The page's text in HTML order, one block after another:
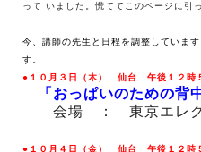
って いました。 慌ててこのページに引
今、講師の先生と日程を調整していま
す。
●１０月３日（木） 仙台 午後１２時
「おっぱいのための背
会場 ： 東京エレク
●１０月４日（金） 仙台 午後１２時